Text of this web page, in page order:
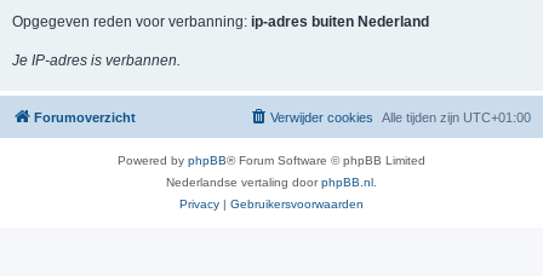
Opgegeven reden voor verbanning: ip-adres buiten Nederland
Je IP-adres is verbannen.
Forumoverzicht Alle tijden zijn UTC+01:00
Verwijder cookies
Powered by phpBB® Forum Software © phpBB Limited
Nederlandse vertaling doorphpBB.nl
Privacy | Gebruikersvoorwaarden